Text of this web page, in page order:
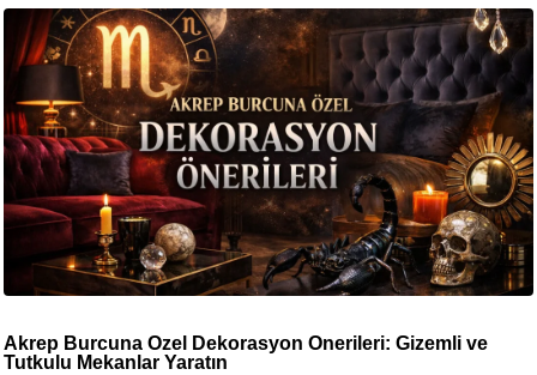
Akrep Burcuna Özel Dekorasyon Önerileri: Gizemli ve
Tutkulu Mekanlar Yaratın